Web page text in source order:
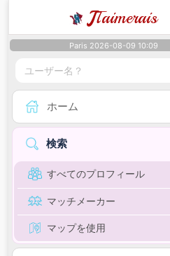
JTaimerais
Paris 2026-08-09 10:09
ホーム
検索
すべてのプロフィール
マッチメーカー
マップを使用